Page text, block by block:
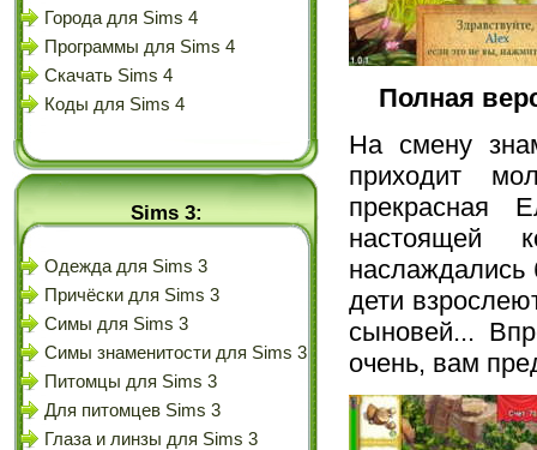
Города для Sims 4
Программы для Sims 4
Скачать Sims 4
Коды для Sims 4
Sims 3:
Одежда для Sims 3
Причёски для Sims 3
Симы для Sims 3
Симы знаменитости для Sims 3
Питомцы для Sims 3
Для питомцев Sims 3
Глаза и линзы для Sims 3
Полная
На смену
приходит
прекрасная
настоящей
наслаждались
дети
сыновей...
очень, вам